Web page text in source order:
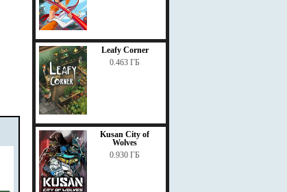
Leafy Corner
0.463 ГБ
Kusan City of
Wolves
0.930 ГБ